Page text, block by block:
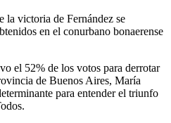
la victoria de Fernández se
en el conurbano bonaerense
el 52% de los votos para derrotar
de Buenos Aires, María
para entender el triunfo